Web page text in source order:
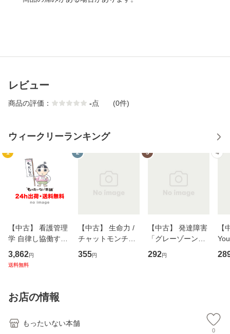
レビュー
商品の評価： -点 (0件)
ウィークリーランキング
1
【中古】 看護管理
学 自律し協働する
専門職の看護マネ
ジメントスキル 改
恵 藤本幸三 / 南江
堂 [単行
3,862円
送料無料
2
【中古】 生命力 /
チャットモンチー /
キューンレコード
[CD]【メール便送
355円
3
【中古】 発達障害
「グレーゾーン」
その正しい理解と
克服法 (SB新書 57
292円
4
【
のが
お店の情報
もったいない本舗
0